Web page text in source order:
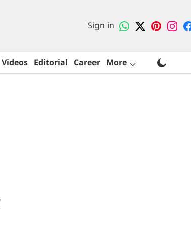
Sign in
Videos Editorial Career More